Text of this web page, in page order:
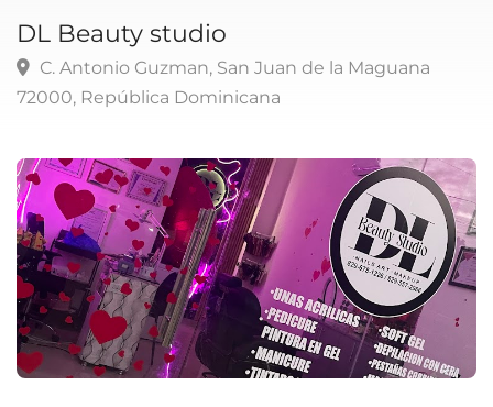
DL Beauty studio
C. Antonio Guzman, San Juan de la Maguana